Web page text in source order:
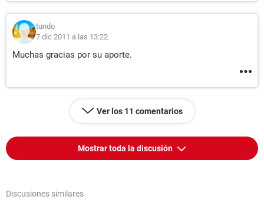
tundo
7 dic 2011 a las 13:22
Muchas gracias por su aporte.
Ver los 11 comentarios
Mostrar toda la discusión
Discusiones similares